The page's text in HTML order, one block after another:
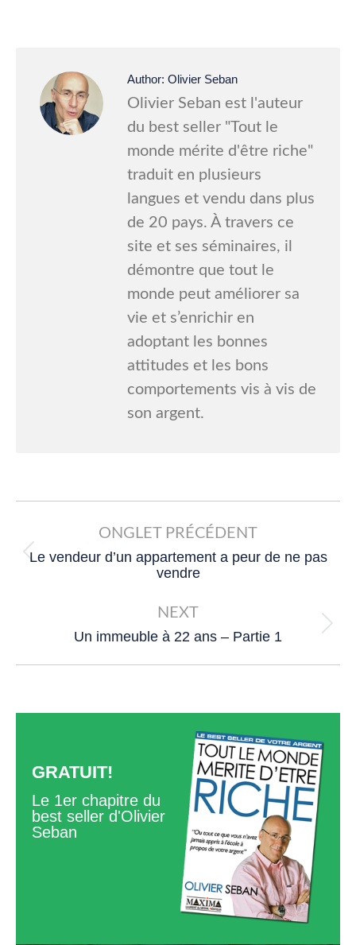
Author: Olivier Seban
Olivier Seban est l'auteur
du best seller "Tout le
monde mérite d'être riche"
traduit en plusieurs
langues et vendu dans plus
de 20 pays. À travers ce
site et ses séminaires, il
démontre que tout le
monde peut améliorer sa
vie et s’enrichir en
adoptant les bonnes
attitudes et les bons
comportements vis à vis de
son argent.
navigationONGLET PRÉCÉDENT
Previous
Le vendeur d’un appartement a peur de ne pas
vendre
NEXT
Next
Un immeuble à 22 ans – Partie 1
GRATUIT!
Le 1er chapitre du
best seller d'Olivier
Seban